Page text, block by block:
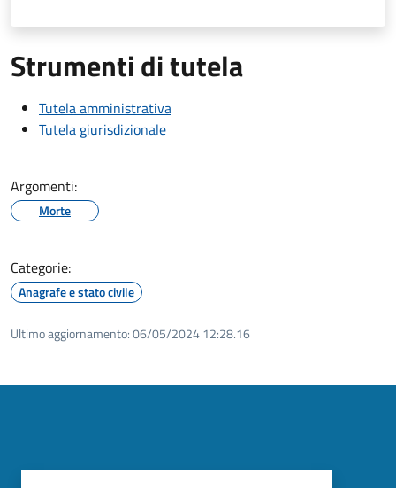
Strumenti di tutela
Tutela amministrativa
Tutela giurisdizionale
Argomenti:
Morte
Categorie:
Anagrafe e stato civile
Ultimo aggiornamento:06/05/2024 12:28.16